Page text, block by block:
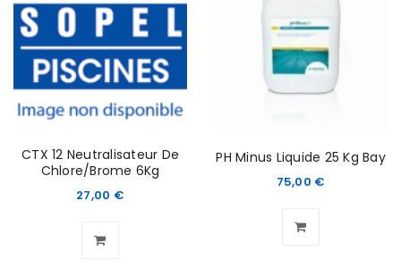
CTX 12 Neutralisateur De
Chlore/Brome 6Kg
27,00 €
PH Minus Liquide 25 Kg Bay
75,00 €